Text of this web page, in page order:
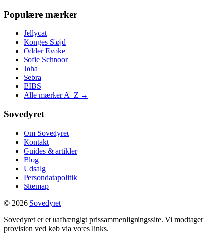
Populære mærker
Jellycat
Konges Sløjd
Odder Evoke
Sofie Schnoor
Joha
Sebra
BIBS
Alle mærker A–Z →
Sovedyret
Om Sovedyret
Kontakt
Guides & artikler
Blog
Udsalg
Persondatapolitik
Sitemap
© 2026 Sovedyret
Sovedyret er et uafhængigt prissammenligningssite. Vi modtager
provision ved køb via vores links.